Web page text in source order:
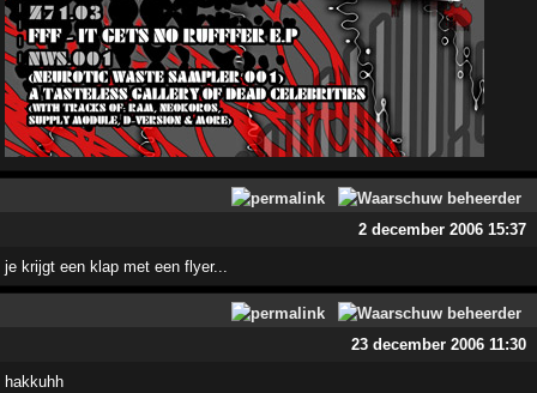
2 december 2006 15:37
je krijgt een klap met een flyer...
23 december 2006 11:30
hakkuhh